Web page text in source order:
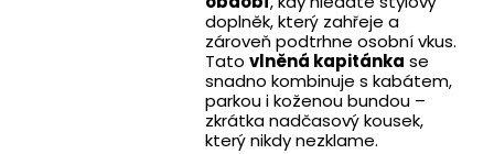
doplněk, který zahřeje a
zároveň podtrhne osobní vkus.
Tato vlněná kapitánka se
snadno kombinuje s kabátem,
parkou i koženou bundou –
zkrátka nadčasový kousek,
který nikdy nezklame.